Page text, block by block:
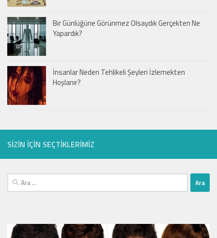
Bir Günlüğüne Görünmez Olsaydık Gerçekten Ne
Yapardık?
İnsanlar Neden Tehlikeli Şeyleri İzlemekten
Hoşlanır?
SIZIN IÇIN SEÇTIKLERIMIZ
Arama: